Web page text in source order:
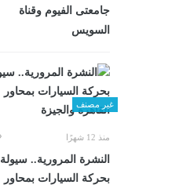
جامعتى الفيوم وقناة
السويس
غير مصنف
منذ 12 شهرًا
النشرة المرورية.. سيولة
بحركة السيارات بمحاور